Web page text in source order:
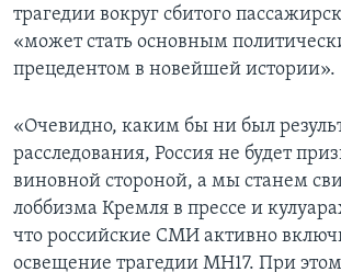
трагедии вокруг сбитого
«может стать основным
прецедентом в новейшей истории».
«Очевидно, каким бы ни был
расследования, Россия не будет
виновной стороной, а мы станем
лоббизма Кремля в прессе и
что российские СМИ активно
освещение трагедии МН17. При